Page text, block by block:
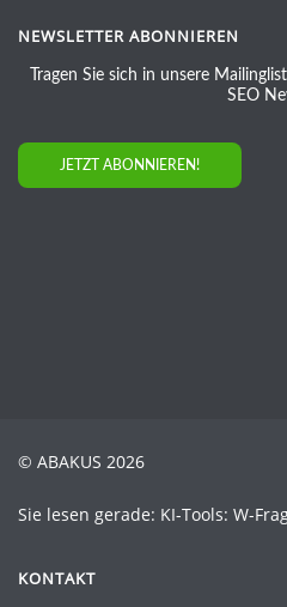
NEWSLETTER ABONNIEREN
Tragen Sie sich in unsere
SEO
JETZT ABONNIEREN!
© ABAKUS 2026
Sie lesen gerade: KI-Tools: W-
KONTAKT